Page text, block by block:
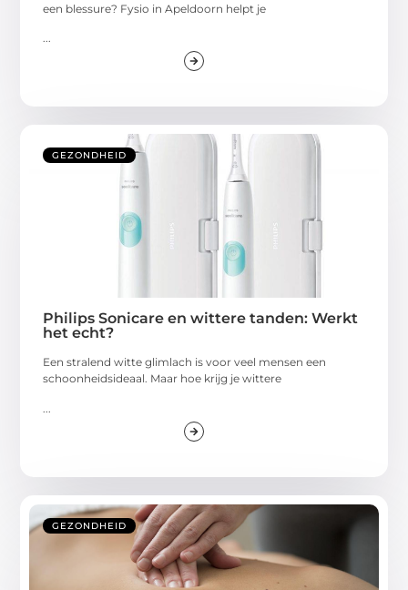
een blessure? Fysio in Apeldoorn helpt je
...
GEZONDHEID
Philips Sonicare en wittere tanden: Werkt
het echt?
Een stralend witte glimlach is voor veel mensen een
schoonheidsideaal. Maar hoe krijg je wittere
GEZONDHEID